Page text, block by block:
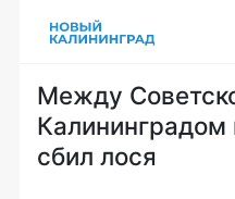
Между
Калининградом
сбил лося